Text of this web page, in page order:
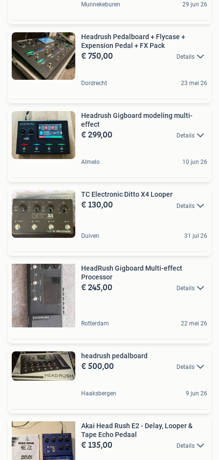
Munnekeburen 29 jun 26
Headrush Pedalboard + Flycase +
Expension Pedal + FX Pack
€ 750,00 Details
Dordrecht 23 mei 26
Headrush Gigboard modeling multi-
effect
€ 299,00 Details
Almelo 10 jun 26
TC Electronic Ditto X4 Looper
€ 130,00 Details
Duiven 31 jul 26
HeadRush Gigboard Multi-effect
Processor
€ 245,00 Details
Rotterdam 22 mei 26
headrush pedalboard
€ 500,00 Details
Haaksbergen 9 jun 26
Akai Head Rush E2 - Delay, Looper &
Tape Echo Pedaal
€ 135,00 Details